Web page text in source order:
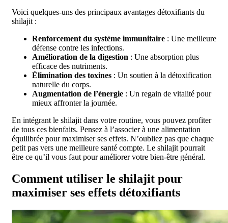
Voici quelques-uns des principaux avantages détoxifiants du
shilajit :
Renforcement du système immunitaire : Une meilleure
défense contre les infections.
Amélioration de la digestion : Une absorption plus
efficace des nutriments.
Élimination des toxines : Un soutien à la détoxification
naturelle du corps.
Augmentation de l’énergie : Un regain de vitalité pour
mieux affronter la journée.
En intégrant le shilajit dans votre routine, vous pouvez profiter
de tous ces bienfaits. Pensez à l’associer à une alimentation
équilibrée pour maximiser ses effets. N’oubliez pas que chaque
petit pas vers une meilleure santé compte. Le shilajit pourrait
être ce qu’il vous faut pour améliorer votre bien-être général.
Comment utiliser le shilajit pour
maximiser ses effets détoxifiants